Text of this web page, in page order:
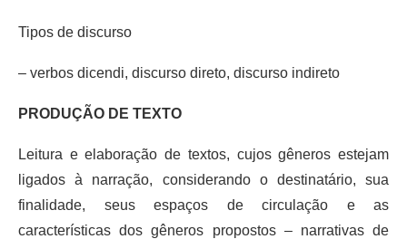
Tipos de discurso
– verbos dicendi, discurso direto, discurso indireto
PRODUÇÃO DE TEXTO
Leitura e elaboração de textos, cujos gêneros estejam
ligados à narração, considerando o destinatário, sua
finalidade, seus espaços de circulação e as
características dos gêneros propostos – narrativas de